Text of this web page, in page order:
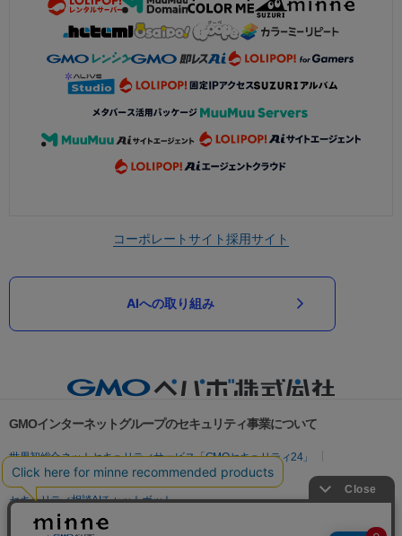
コーポレートサイト採用サイト
AIへの取り組み
GMOインターネットグループのセキュリティ事業について
世界初総合ネットセキュリティサービス「GMOセキュリティ24」
パスワード漏洩診断
Webサイトリスク診断
セキュリティ相談AIチャットボット
実在証明・盗聴対策